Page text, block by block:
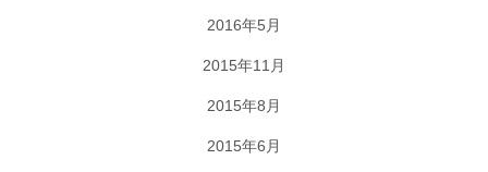
2016年5月
2015年11月
2015年8月
2015年6月